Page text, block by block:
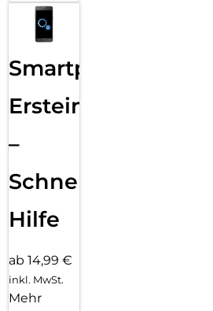
Smartphone
Ersteinrichtung
–
Schnelle
Hilfe
ab 14,99 €
inkl. MwSt.
Mehr